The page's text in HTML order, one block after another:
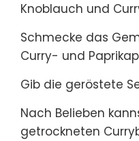
Knoblauch und
Schmecke das
Curry- und
Gib die geröstete
Nach Belieben
getrockneten